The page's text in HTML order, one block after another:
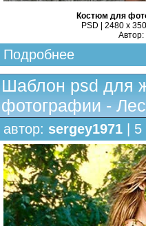
Костюм для
PSD | 2480 x
Автор:
Подробнее
Шаблон psd для
фотографии -
автор: sergey1971 | 5